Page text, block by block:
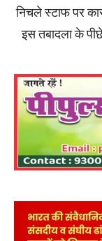
निचले स्टाफ पर
इस तबादला के